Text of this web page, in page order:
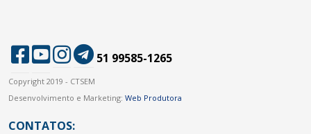
51 99585-1265
Copyright 2019 - CTSEM
Desenvolvimento e Marketing: Web Produtora
CONTATOS: